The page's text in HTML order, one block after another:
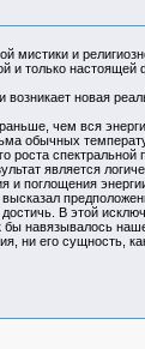
и
и только настоящей
новая
чем вся
обычных
спектральной
является
и поглощения
В этой
бы навязывалось
ни его сущность,